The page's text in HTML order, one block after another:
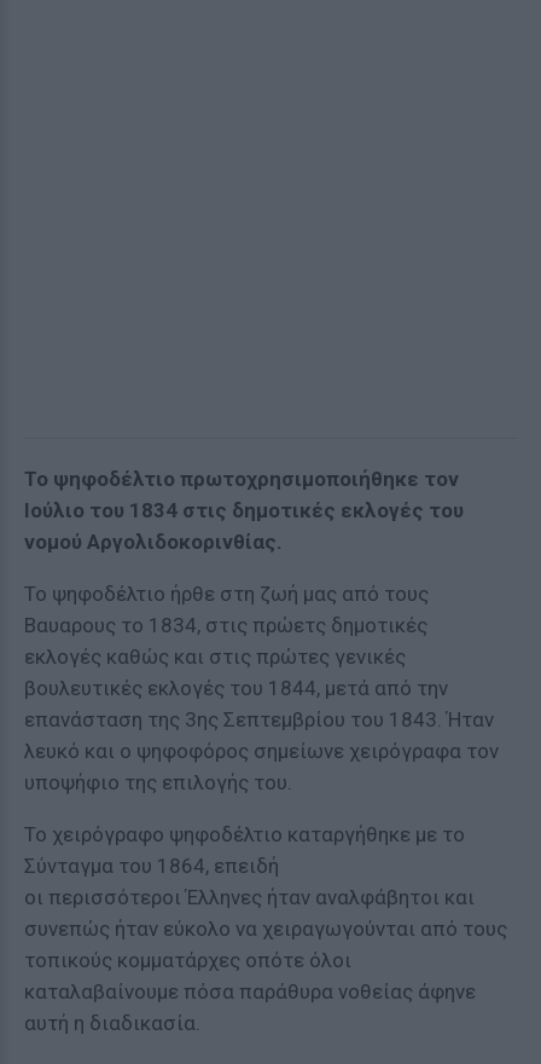
Το ψηφοδέλτιο πρωτοχρησιμοποιήθηκε τον
Ιούλιο του 1834 στις δημοτικές εκλογές του
νομού Αργολιδοκορινθίας.
Το ψηφοδέλτιο ήρθε στη ζωή μας από τους
Βαυαρους το 1834, στις πρώετς δημοτικές
εκλογές καθώς και στις πρώτες γενικές
βουλευτικές εκλογές του 1844, μετά από την
επανάσταση της 3ης Σεπτεμβρίου του 1843. Ήταν
λευκό και ο ψηφοφόρος σημείωνε χειρόγραφα τον
υποψήφιο της επιλογής του.
Το χειρόγραφο ψηφοδέλτιο καταργήθηκε με το
Σύνταγμα του 1864, επειδή
οι περισσότεροι Έλληνες ήταν αναλφάβητοι και
συνεπώς ήταν εύκολο να χειραγωγούνται από τους
τοπικούς κομματάρχες οπότε όλοι
καταλαβαίνουμε πόσα παράθυρα νοθείας άφηνε
αυτή η διαδικασία.